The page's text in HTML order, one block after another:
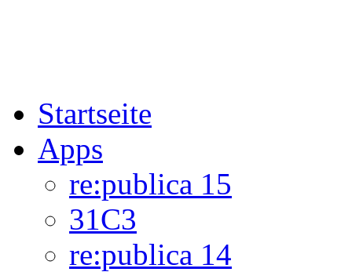
Startseite
Apps
re:publica 15
31C3
re:publica 14